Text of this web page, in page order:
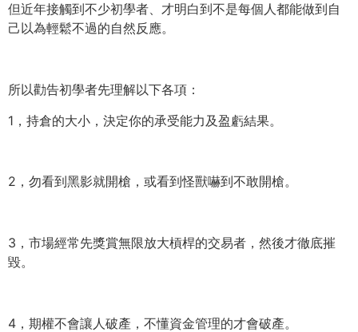
但近年接觸到不少初學者、 才明白到不是每個人都能做到自
己以為輕鬆不過的自然反應。
所以勸告初學者先理解以下各項：
1，持倉的大小，決定你的承受能力及盈虧結果。
2，勿看到黑影就開槍，或看到怪獸嚇到不敢開槍。
3，市場經常先獎賞無限放大槓桿的交易者，然後才徹底摧
毀。
4，期權不會讓人破產，不懂資金管理的才會破產。